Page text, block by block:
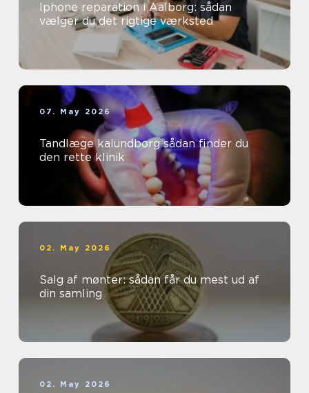
Iphone reparation i Aalborg: sådan
vælger du det rigtige værksted
07. May 2026
Tandlæge kalundborg sådan finder du
den rette klinik
02. May 2026
Salg af mønter: sådan får du mest ud af
din samling
02. May 2026